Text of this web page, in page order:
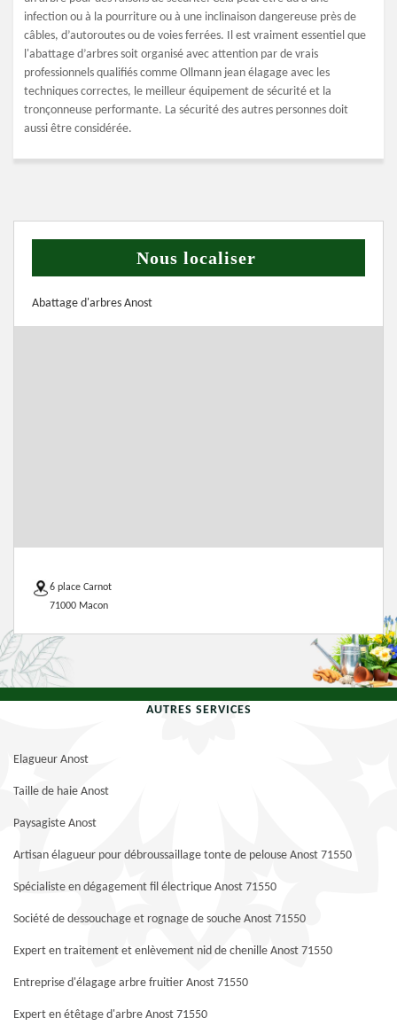
infection ou à la pourriture ou à une inclinaison dangereuse près de
câbles, d’autoroutes ou de voies ferrées. Il est vraiment essentiel que
l'abattage d’arbres soit organisé avec attention par de vrais
professionnels qualifiés comme Ollmann jean élagage avec les
techniques correctes, le meilleur équipement de sécurité et la
tronçonneuse performante. La sécurité des autres personnes doit
aussi être considérée.
Nous localiser
Abattage d'arbres Anost
6 place Carnot
71000 Macon
AUTRES SERVICES
Elagueur Anost
Taille de haie Anost
Paysagiste Anost
Artisan élagueur pour débroussaillage tonte de pelouse Anost 71550
Spécialiste en dégagement fil électrique Anost 71550
Société de dessouchage et rognage de souche Anost 71550
Expert en traitement et enlèvement nid de chenille Anost 71550
Entreprise d'élagage arbre fruitier Anost 71550
Expert en étêtage d'arbre Anost 71550